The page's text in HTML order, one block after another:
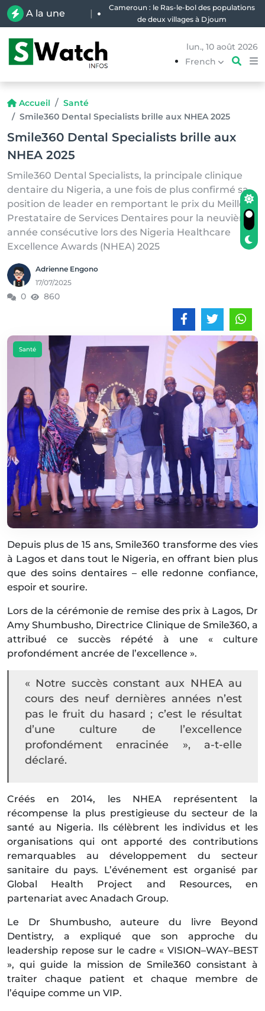
A la une |
Cameroun : le Ras-le-bol des populations
de deux villages à Djoum
lun., 10 août 2026
French
Accueil
Santé
Smile360 Dental Specialists brille aux NHEA 2025
Smile360 Dental Specialists brille aux
NHEA 2025
Smile360 Dental Specialists, la principale clinique
dentaire du Nigeria, a une fois de plus confirmé sa
position de leader en remportant le prix du Meilleur
Prestataire de Services Dentaires pour la neuvième
année consécutive lors des Nigeria Healthcare
Excellence Awards (NHEA) 2025
Adrienne Engono
17/07/2025
0 860
Santé
Depuis plus de 15 ans, Smile360 transforme des vies
à Lagos et dans tout le Nigeria, en offrant bien plus
que des soins dentaires – elle redonne confiance,
espoir et sourire.
Lors de la cérémonie de remise des prix à Lagos, Dr
Amy Shumbusho, Directrice Clinique de Smile360, a
attribué ce succès répété à une « culture
profondément ancrée de l’excellence ».
« Notre succès constant aux NHEA au
cours des neuf dernières années n’est
pas le fruit du hasard ; c’est le résultat
d’une culture de l’excellence
profondément enracinée », a-t-elle
déclaré.
Créés en 2014, les NHEA représentent la
récompense la plus prestigieuse du secteur de la
santé au Nigeria. Ils célèbrent les individus et les
organisations qui ont apporté des contributions
remarquables au développement du secteur
sanitaire du pays. L’événement est organisé par
Global Health Project and Resources, en
partenariat avec Anadach Group.
Le Dr Shumbusho, auteure du livre Beyond
Dentistry, a expliqué que son approche du
leadership repose sur le cadre « VISION–WAY–BEST
», qui guide la mission de Smile360 consistant à
traiter chaque patient et chaque membre de
l’équipe comme un VIP.